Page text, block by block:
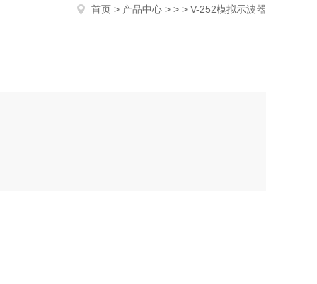
首页 > 产品中心 > > > V-252模拟示波器